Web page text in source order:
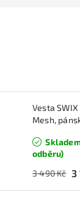
Vesta
Mesh,
odběru)
3 490 Kč 3